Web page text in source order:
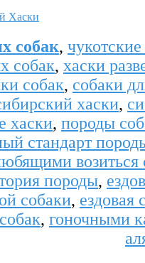
Хаски
собак,
собак, хаски
собак, собаки
хаски,
хаски, породы
стандарт
возиться
породы,
собаки, ездовая
, гоночными